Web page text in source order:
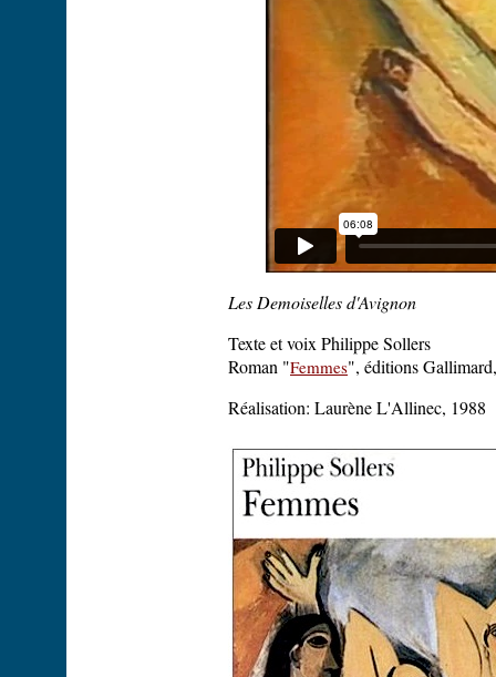
Les Demoiselles d'Avignon
Texte et voix Philippe Sollers
Roman "Femmes", éditions
Réalisation: Laurène L'Allinec, 1988